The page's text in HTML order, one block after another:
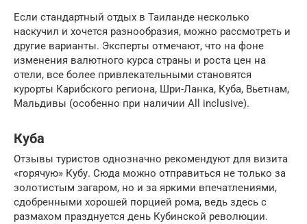
Если стандартный отдых в Таиланде несколько
наскучил и хочется разнообразия, можно рассмотреть и
другие варианты. Эксперты отмечают, что на фоне
изменения валютного курса страны и роста цен на
отели, все более привлекательными становятся
курорты Карибского региона, Шри-Ланка, Куба, Вьетнам,
Мальдивы (особенно при наличии All inclusive).
Куба
Отзывы туристов однозначно рекомендуют для визита
«горячую» Кубу. Сюда можно отправиться не только за
золотистым загаром, но и за яркими впечатлениями,
сдобренными хорошей порцией рома, ведь здесь с
размахом празднуется день Кубинской революции.